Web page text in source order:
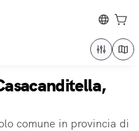
comune in provincia di